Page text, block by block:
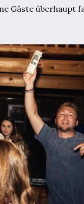
Gäste überhaupt